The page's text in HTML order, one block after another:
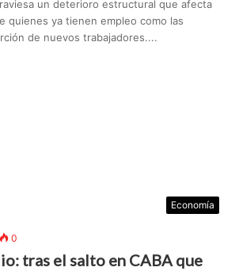
un deterioro estructural que afecta
quienes ya tienen empleo como las
de nuevos trabajadores....
Economía
0
tras el salto en CABA que